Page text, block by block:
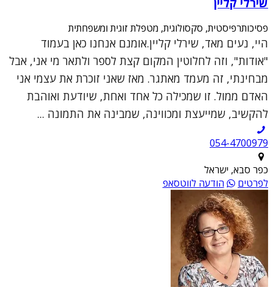
פסיכותרפיסטית, סקסולוגית, מטפלת זוגית ומשפחתית
היי, נעים מאד, שירלי קליין.אומנם אנחנו כאן בעמוד
"אודות", וזה לחלוטין המקום קצת לספר ולתאר מי אני, אבל
מבחינתי, זה מעמד מאתגר. מאז שאני זוכרת את עצמי אני
האדם ממול. זו שמכילה כל אחד ואחת, שיודעת ואוהבת
להקשיב, שמייעצת ומכווינה, שמבינה את התמונה ...
054-4700979
כפר סבא, ישראל
לפרטים
הודעה לווטסאפ